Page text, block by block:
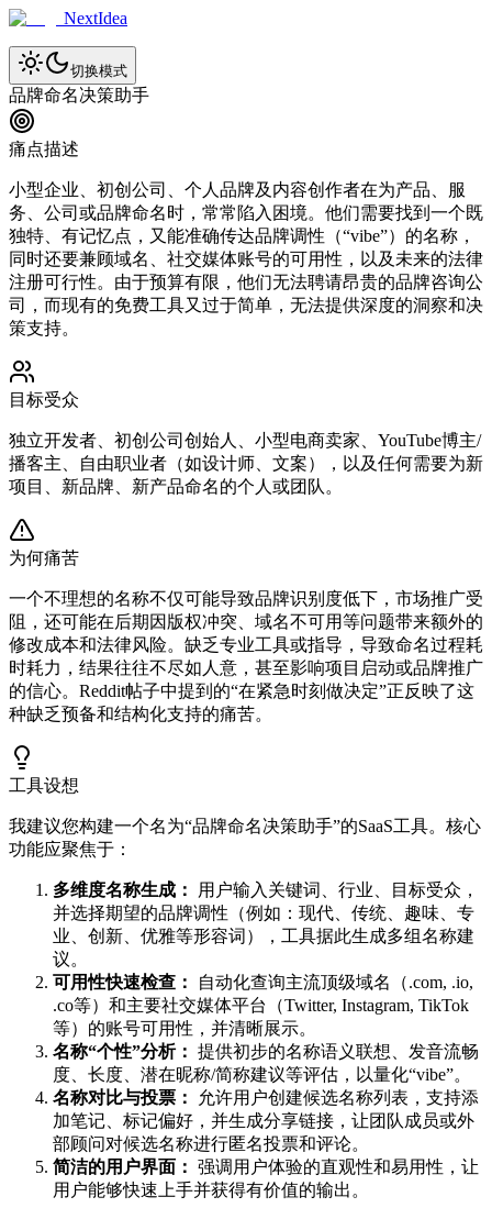
NextIdea
切换模式
品牌命名决策助手
痛点描述
小型企业、初创公司、个人品牌及内容创作者在为产品、服
务、公司或品牌命名时，常常陷入困境。他们需要找到一个既
独特、有记忆点，又能准确传达品牌调性（“vibe”）的名称，
同时还要兼顾域名、社交媒体账号的可用性，以及未来的法律
注册可行性。由于预算有限，他们无法聘请昂贵的品牌咨询公
司，而现有的免费工具又过于简单，无法提供深度的洞察和决
策支持。
目标受众
独立开发者、初创公司创始人、小型电商卖家、YouTube博主/
播客主、自由职业者（如设计师、文案），以及任何需要为新
项目、新品牌、新产品命名的个人或团队。
为何痛苦
一个不理想的名称不仅可能导致品牌识别度低下，市场推广受
阻，还可能在后期因版权冲突、域名不可用等问题带来额外的
修改成本和法律风险。缺乏专业工具或指导，导致命名过程耗
时耗力，结果往往不尽如人意，甚至影响项目启动或品牌推广
的信心。Reddit帖子中提到的“在紧急时刻做决定”正反映了这
种缺乏预备和结构化支持的痛苦。
工具设想
我建议您构建一个名为“品牌命名决策助手”的SaaS工具。核心
功能应聚焦于：
多维度名称生成：
用户输入关键词、行业、目标受众，
并选择期望的品牌调性（例如：现代、传统、趣味、专
业、创新、优雅等形容词），工具据此生成多组名称建
议。
可用性快速检查：
自动化查询主流顶级域名（.com, .io,
.co等）和主要社交媒体平台（Twitter, Instagram, TikTok
等）的账号可用性，并清晰展示。
名称“个性”分析： 提供初步的名称语义联想、发音流畅
度、长度、潜在昵称/简称建议等评估，以量化“vibe”。
名称对比与投票：
允许用户创建候选名称列表，支持添
加笔记、标记偏好，并生成分享链接，让团队成员或外
部顾问对候选名称进行匿名投票和评论。
简洁的用户界面： 强调用户体验的直观性和易用性，让
用户能够快速上手并获得有价值的输出。